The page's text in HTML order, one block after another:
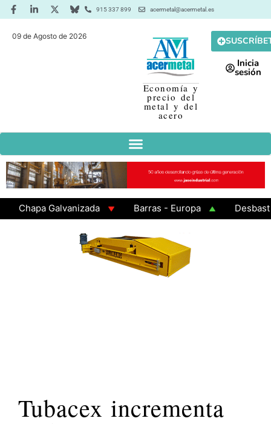
915 337 899 acermetal@acermetal.es
09 de Agosto de 2026
Economía y
precio del
metal y del
acero
Inicia
sesión
Galvanizada Barras - Europa
Desbaste -
Tubacex incrementa